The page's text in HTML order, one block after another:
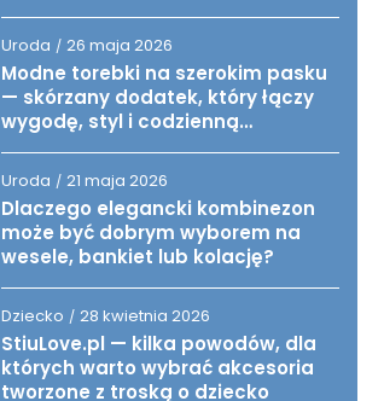
Uroda / 26 maja 2026
Modne torebki na szerokim pasku
— skórzany dodatek, który łączy
wygodę, styl i codzienną
Uroda / 21 maja 2026
Dlaczego elegancki kombinezon
może być dobrym wyborem na
wesele, bankiet lub kolację?
Dziecko / 28 kwietnia 2026
StiuLove.pl — kilka powodów, dla
których warto wybrać akcesoria
tworzone z troską o dziecko